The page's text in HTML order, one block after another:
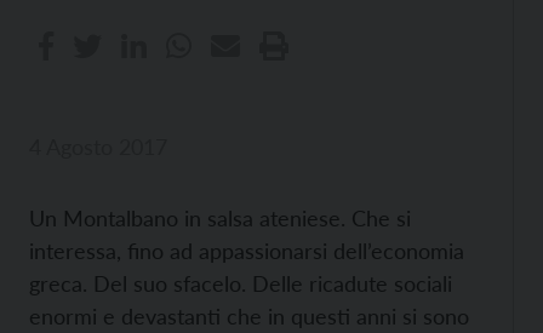
Un Montalbano in salsa ateniese. Che si
interessa, fino ad appassionarsi dell’economia
greca. Del suo sfacelo. Delle ricadute sociali
enormi e devastanti che in questi anni si sono